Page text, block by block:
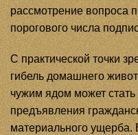
рассмотрение вопроса
порогового числа
С практической точки
гибель домашнего
чужим ядом может
предъявления
материального ущерба.